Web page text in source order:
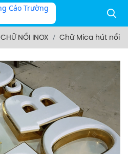
CHỮ NỔI INOX Chữ Mica hút nổi